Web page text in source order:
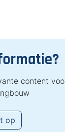
content
op